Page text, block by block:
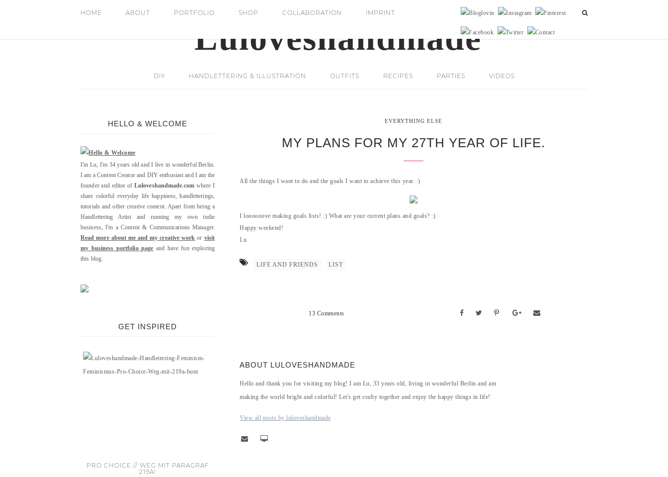
HOME ABOUT PORTFOLIO SHOP COLLABORATION IMPRINT
DIY HANDLETTERING & ILLUSTRATION OUTFITS RECIPES PARTIES VIDEOS
EVERYTHING ELSE
MY PLANS FOR MY 27TH YEAR OF LIFE.
All the things I want to do and the goals I want to achieve this year. :)
I loooooove making goals lists! :) What are your current plans and goals? :)
Happy weekend!
Lu
LIFE AND FRIENDS LIST
13 Comments
ABOUT LULOVESHANDMADE
Hello and thank you for visiting my blog! I am Lu, 33 years old, living in wonderful Berlin and am
making the world bright and colorful! Let's get crafty together and enjoy the happy things in life!
View all posts by luloveshandmade
HELLO & WELCOME
I'm Lu, I'm 34 years old and I live in wonderful Berlin.
I am a Content Creator and DIY enthusiast and I am the
founder and editor of Luloveshandmade.comwhere I
share colorful everyday life happiness, handletterings,
tutorials and other creative content. Apart from being a
Handlettering Artist and running my own indie
business, I'm a Content & Communications Manager.
Read more about me and my creative work or visit
my business portfolio page and have fun exploring
this blog.
GET INSPIRED
PRO CHOICE // WEG MIT PARAGRAF
219A!